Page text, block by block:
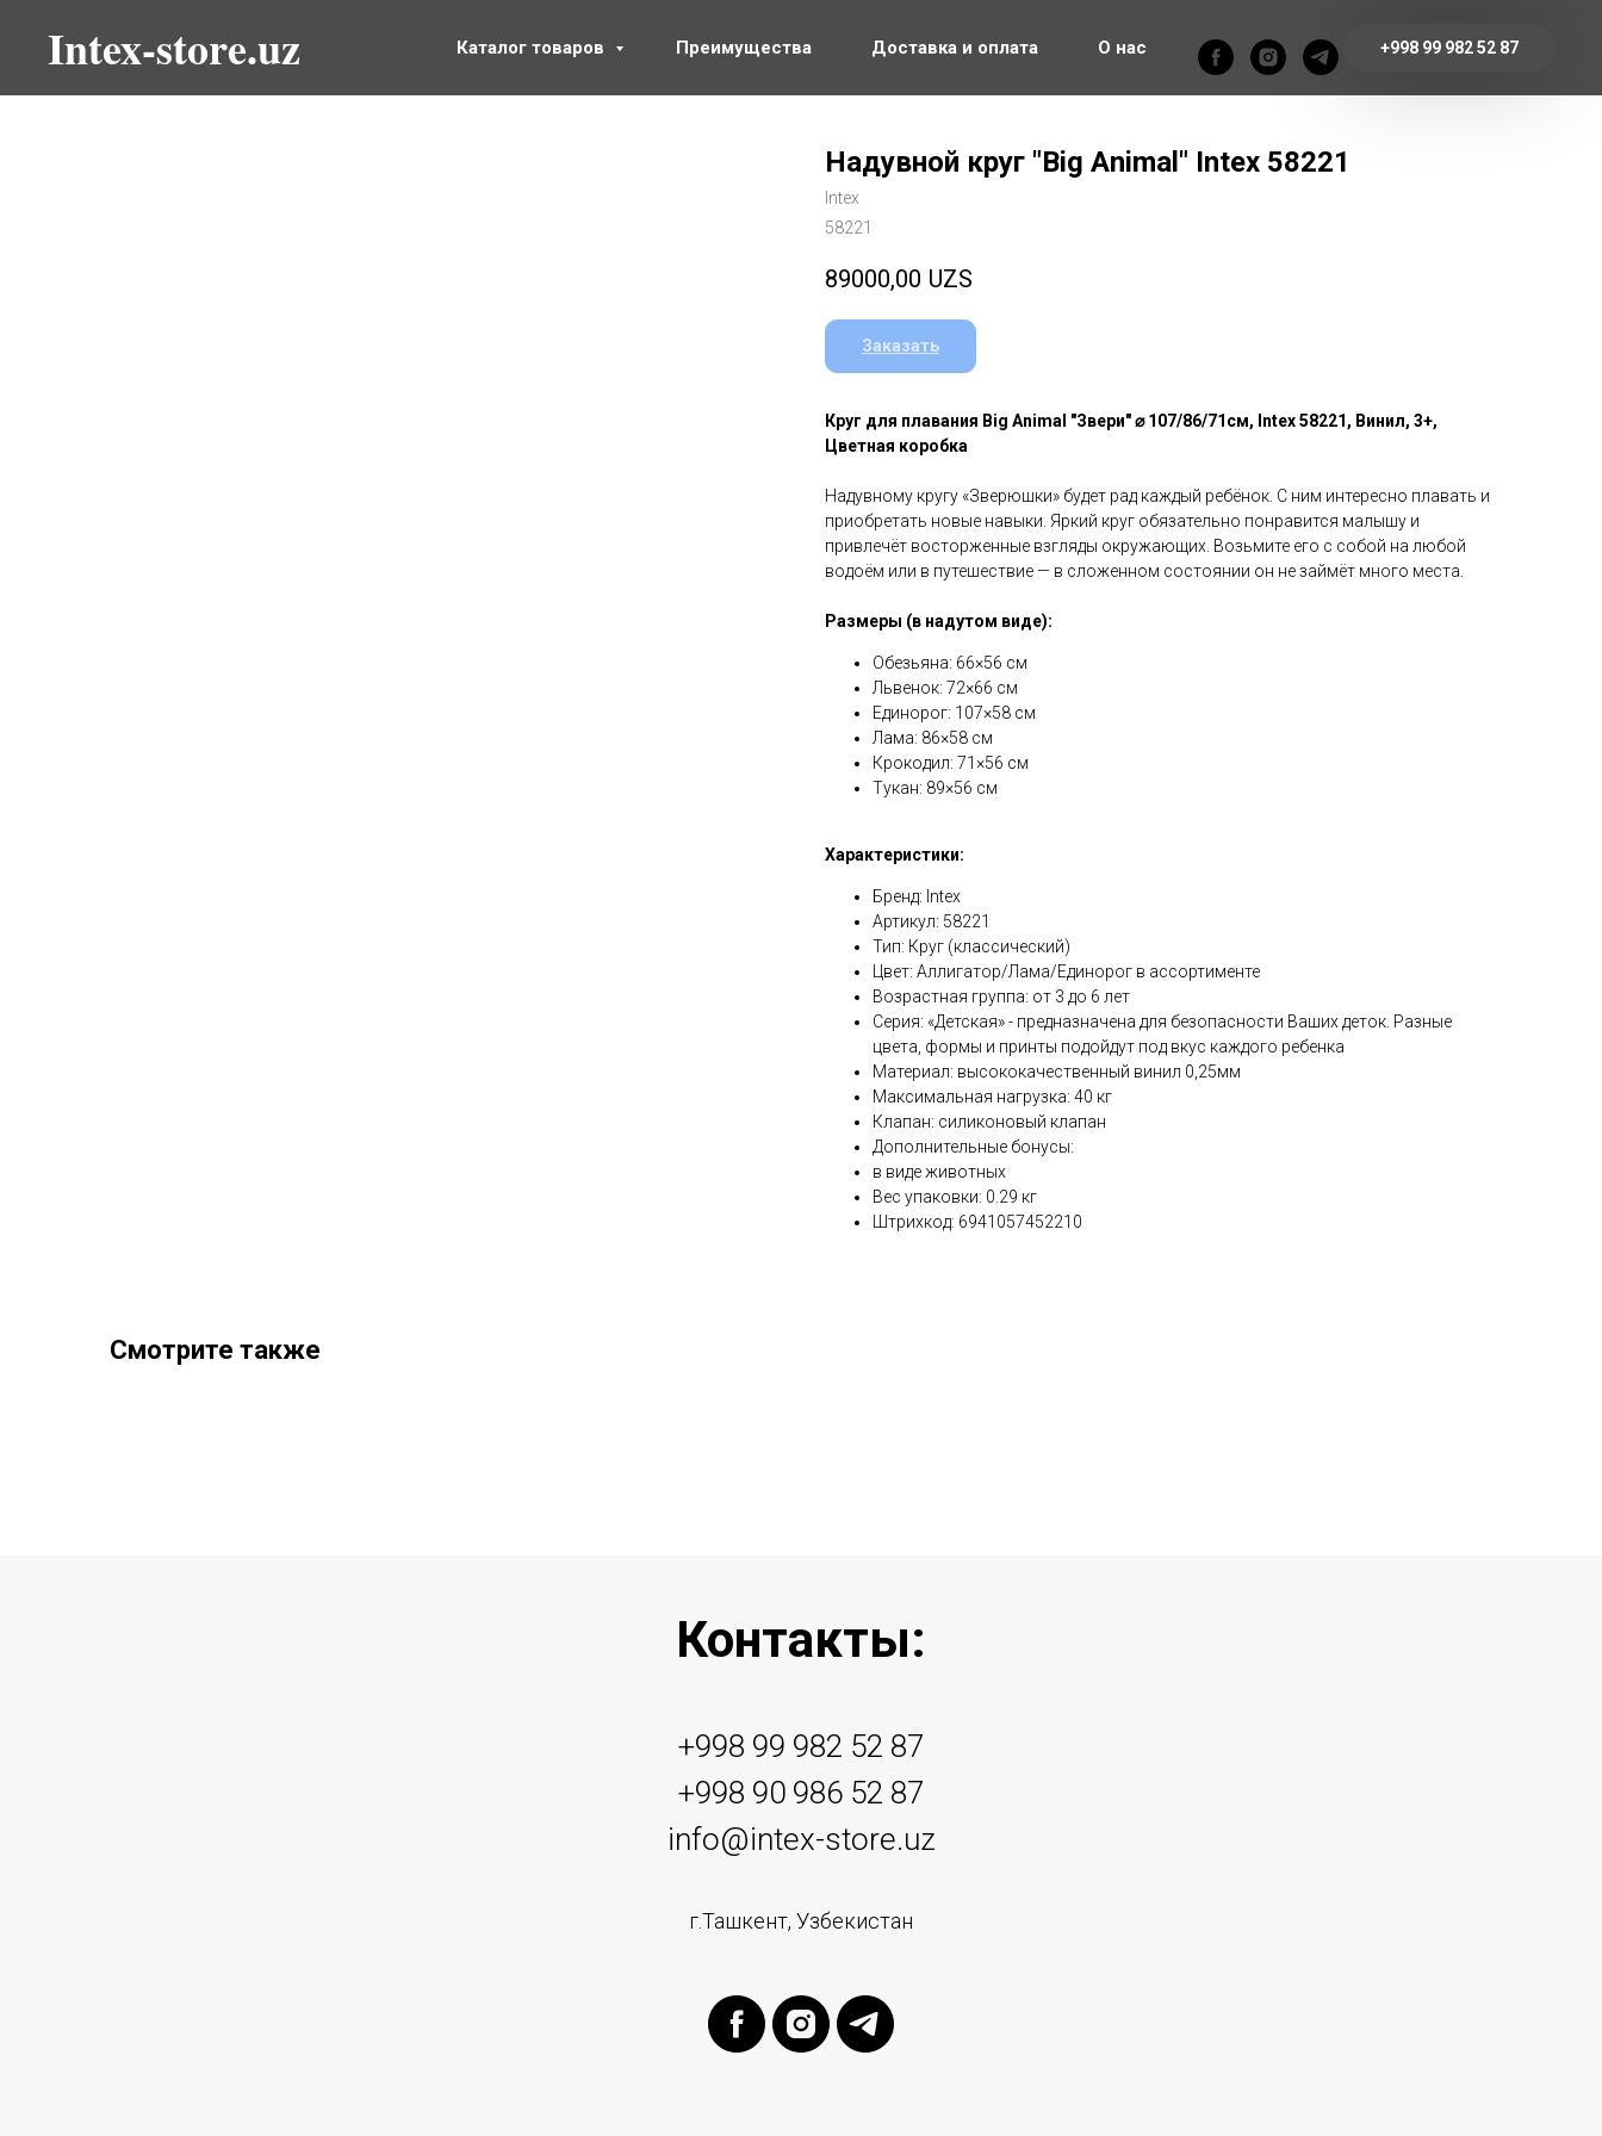
Intex-store.uz Каталог товаров Преимущества Доставка и оплата О нас +998 99 982 52 87
Надувной круг "Big Animal" Intex 58221
Intex
58221
89000,00 UZS
Заказать
Круг для плавания Big Animal "Звери" ⌀ 107/86/71см, Intex 58221, Винил, 3+,
Цветная коробка
Надувному кругу «Зверюшки» будет рад каждый ребёнок. С ним интересно плавать и
приобретать новые навыки. Яркий круг обязательно понравится малышу и
привлечёт восторженные взгляды окружающих. Возьмите его с собой на любой
водоём или в путешествие — в сложенном состоянии он не займёт много места.
Размеры (в надутом виде):
Обезьяна: 66×56 см
Львенок: 72×66 см
Единорог: 107×58 см
Лама: 86×58 см
Крокодил: 71×56 см
Тукан: 89×56 см
Характеристики:
Бренд: Intex
Артикул: 58221
Тип: Круг (классический)
Цвет: Аллигатор/Лама/Единорог в ассортименте
Возрастная группа: от 3 до 6 лет
Серия: «Детская» - предназначена для безопасности Ваших деток. Разные
цвета, формы и принты подойдут под вкус каждого ребенка
Материал: высококачественный винил 0,25мм
Максимальная нагрузка: 40 кг
Клапан: силиконовый клапан
Дополнительные бонусы:
в виде животных
Вес упаковки: 0.29 кг
Штрихкод: 6941057452210
Смотрите также
Контакты:
+998 99 982 52 87
+998 90 986 52 87
info@intex-store.uz
г.Ташкент, Узбекистан